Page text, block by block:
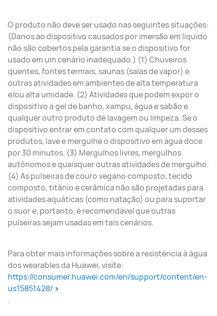
O produto não deve ser usado nas seguintes situações:
(Danos ao dispositivo causados por imersão em líquido
não são cobertos pela garantia se o dispositivo for
usado em um cenário inadequado.) (1) Chuveiros
quentes, fontes termais, saunas (salas de vapor) e
outras atividades em ambientes de alta temperatura
e/ou alta umidade. (2) Atividades que podem expor o
dispositivo a gel de banho, xampu, água e sabão e
qualquer outro produto de lavagem ou limpeza. Se o
dispositivo entrar em contato com qualquer um desses
produtos, lave e mergulhe o dispositivo em água doce
por 30 minutos. (3) Mergulhos livres, mergulhos
autônomos e quaisquer outras atividades de mergulho.
(4) As pulseiras de couro vegano composto, tecido
composto, titânio e cerâmica não são projetadas para
atividades aquáticas (como natação) ou para suportar
o suor e, portanto, é recomendável que outras
pulseiras sejam usadas em tais cenários.
Para obter mais informações sobre a resistência à água
dos wearables da Huawei, visite:
https://consumer.huawei.com/en/support/content/en-
us15851428/
.